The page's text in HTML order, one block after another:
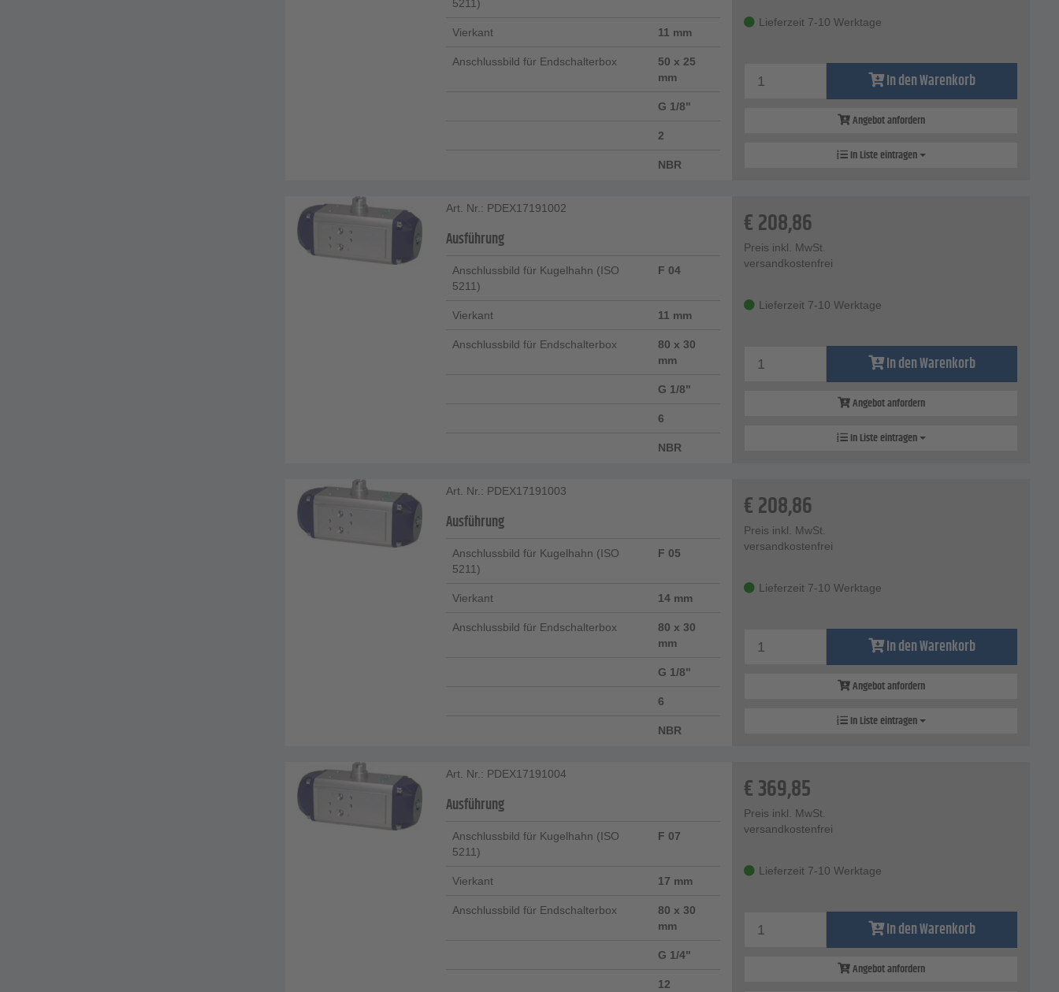
5211)
Vierkant 11 mm
Anschlussbild für Endschalterbox
50 x 25
mm
G 1/8"
2
NBR
Lieferzeit 7-10 Werktage
In den Warenkorb
Angebot anfordern
In Liste eintragen
Art. Nr.: PDEX17191002
Ausführung
Anschlussbild für Kugelhahn (ISO
5211)
F 04
Vierkant 11 mm
Anschlussbild für Endschalterbox
80 x 30
mm
G 1/8"
6
NBR
€208,86
Preis inkl. MwSt.
versandkostenfrei
Lieferzeit 7-10 Werktage
In den Warenkorb
Angebot anfordern
In Liste eintragen
Art. Nr.: PDEX17191003
Ausführung
Anschlussbild für Kugelhahn (ISO
5211)
F 05
Vierkant 14 mm
Anschlussbild für Endschalterbox
80 x 30
mm
G 1/8"
6
NBR
€208,86
Preis inkl. MwSt.
versandkostenfrei
Lieferzeit 7-10 Werktage
In den Warenkorb
Angebot anfordern
In Liste eintragen
Art. Nr.: PDEX17191004
Ausführung
Anschlussbild für Kugelhahn (ISO
5211)
F 07
Vierkant 17 mm
Anschlussbild für Endschalterbox
80 x 30
mm
G 1/4"
12
€369,85
Preis inkl. MwSt.
versandkostenfrei
Lieferzeit 7-10 Werktage
In den Warenkorb
Angebot anfordern